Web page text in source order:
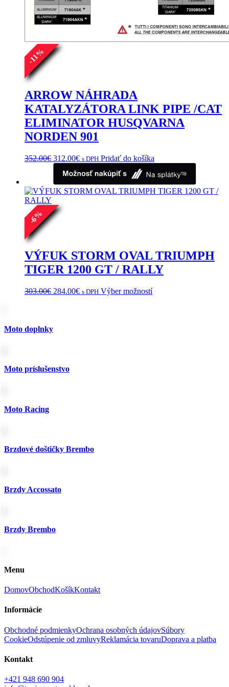
-
11%
ARROW NÁHRADA
KATALYZÁTORA LINK PIPE /CAT
ELIMINATOR HUSQVARNA
NORDEN 901
352.00€ Pôvodná
cena
bola:
352.00€.
312.00€Aktuálna
je:
312.00€.
s DPH Pridať do košíka
-
6
%
VÝFUK STORM OVAL TRIUMPH
TIGER 1200 GT / RALLY
303.00€ Pôvodná
284.00€Aktuálna
s DPH Výber možnostíTento
Moto doplnky
Moto príslušenstvo
Moto Racing
Brzdové doštičky Brembo
Brzdy Accossato
Brzdy Brembo
Menu
DomovObchodKošíkKontakt
Informácie
Obchodné podmienkyOchrana osobných údajovSúbory
CookieOdstúpenie od zmluvyReklamácia tovaruDoprava a platba
Kontakt
+421 948 690 904